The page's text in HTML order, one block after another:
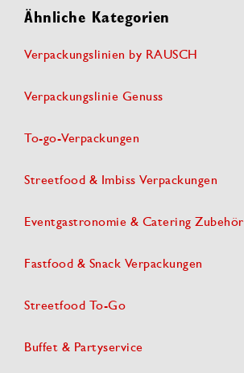
Ähnliche Kategorien
Verpackungslinien by RAUSCH
Verpackungslinie Genuss
To-go-Verpackungen
Streetfood & Imbiss Verpackungen
Eventgastronomie & Catering Zubehör
Fastfood & Snack Verpackungen
Streetfood To-Go
Buffet & Partyservice